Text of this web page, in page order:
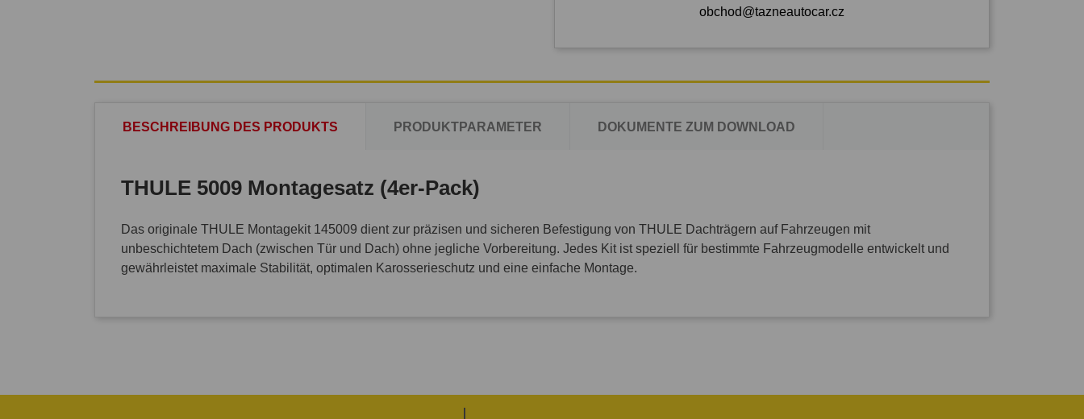
obchod@tazneautocar.cz
BESCHREIBUNG DES PRODUKTS PRODUKTPARAMETER DOKUMENTE ZUM DOWNLOAD
THULE 5009 Montagesatz (4er-Pack)
Das originale THULE Montagekit 145009 dient zur präzisen und sicheren Befestigung von THULE Dachträgern auf Fahrzeugen mit
unbeschichtetem Dach (zwischen Tür und Dach) ohne jegliche Vorbereitung. Jedes Kit ist speziell für bestimmte Fahrzeugmodelle entwickelt und
gewährleistet maximale Stabilität, optimalen Karosserieschutz und eine einfache Montage.